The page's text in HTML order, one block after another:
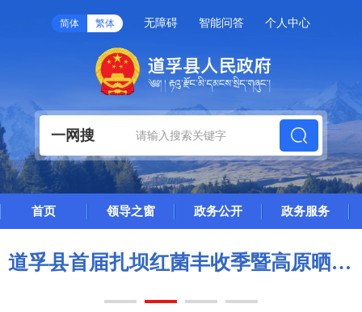
简体 繁体 无障碍 智能问答 个人中心
一网搜
首页 领导之窗 政务公开 政务服务
道孚县首届扎坝红菌丰收季暨高原晒夏文旅活动成功举办